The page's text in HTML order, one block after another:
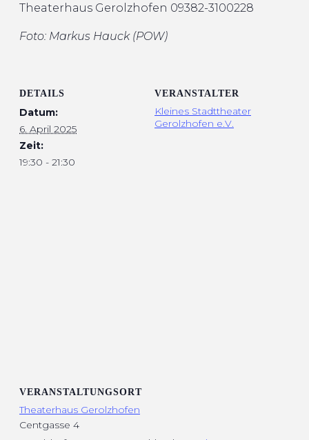
Theaterhaus Gerolzhofen 09382-3100228
Foto: Markus Hauck (POW)
DETAILS
Datum:
6. April 2025
Zeit:
19:30 - 21:30
VERANSTALTER
Kleines Stadttheater
Gerolzhofen e.V.
VERANSTALTUNGSORT
Theaterhaus Gerolzhofen
Centgasse 4